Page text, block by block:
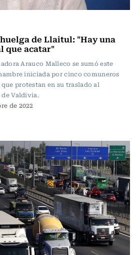
de Llaitul: "Hay una
que acatar"
Arauco Malleco se sumó este
iniciada por cinco comuneros
protestan en su traslado al
Valdivia.
de 2022